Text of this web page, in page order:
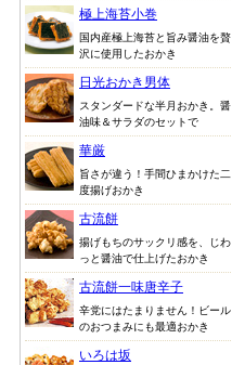
極上海苔小巻
国内産極上海苔と旨み醤油を贅
沢に使用したおかき
日光おかき男体
スタンダードな半月おかき。醤
油味＆サラダのセットで
華厳
旨さが違う！手間ひまかけた二
度揚げおかき
古流餅
揚げもちのサックリ感を、じわ
っと醤油で仕上げたおかき
古流餅一味唐辛子
辛党にはたまりません！ビール
のおつまみにも最適おかき
いろは坂